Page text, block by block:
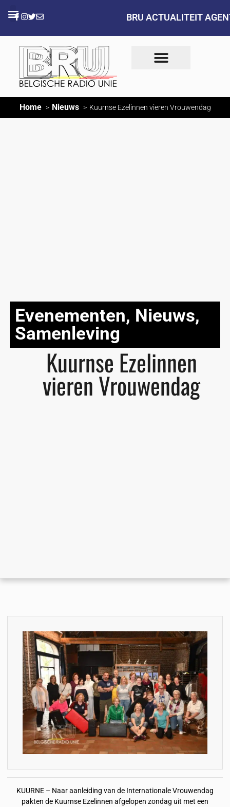
BRU ACTUALITEIT
Home Nieuws Kuurnse Ezelinnen vieren Vrouwendag
Evenementen, Nieuws,
Samenleving
Kuurnse Ezelinnen
vieren Vrouwendag
KUURNE – Naar aanleiding van de Internationale Vrouwendag
pakten de Kuurnse Ezelinnen afgelopen zondag uit met een